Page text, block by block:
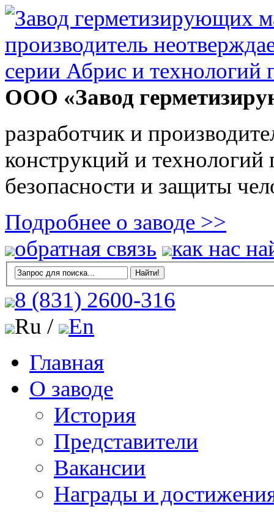
ООО «Завод
разработчик и
конструкций и
безопасности и защиты
Подробнее о заводе >>
обратная связь
как нас
8 (831) 2600-316
Ru /
En
Главная
О заводе
История
Представители
Вакансии
Награды и